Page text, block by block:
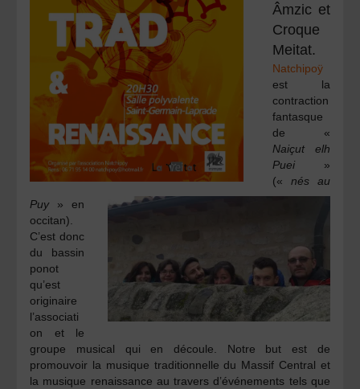
Âmzic et
Croque
Meitat.
Natchipoÿ
est la
contraction
fantasque
de «
Naiçut elh
Puei »
(« nés au
Puy» en
occitan).
C’est donc
du bassin
ponot
qu’est
originaire
l’associati
on et le
groupe musical qui en découle. Notre but est de
promouvoir la musique traditionnelle du Massif Central et
la musique renaissance au travers d’événements tels que